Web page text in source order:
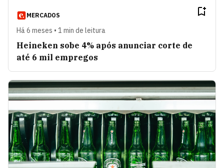
MERCADOS
Há 6 meses • 1 min de leitura
Heineken sobe 4% após anunciar corte de
até 6 mil empregos